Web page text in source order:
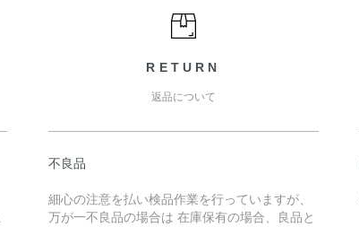
RETURN
返品について
不良品
細心の注意を払い検品作業を行っていますが、
万が一不良品の場合は 在庫保有の場合、良品と